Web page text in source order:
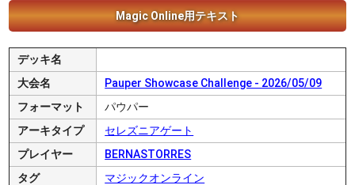
Magic Online用テキスト
デッキ名
大会名
Pauper Showcase Challenge - 2026/05/09
フォーマット
パウパー
アーキタイプ
セレズニアゲート
プレイヤー
BERNASTORRES
タグ
マジックオンライン